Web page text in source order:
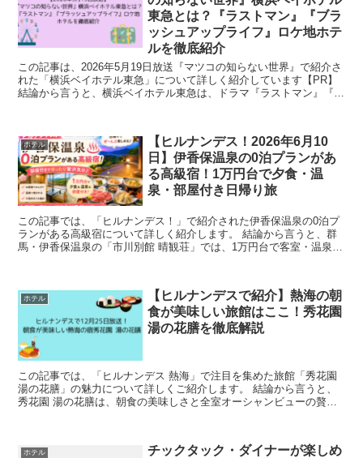
東急とは？『ラストマン』『ブラ
ッシュアップライフ』ロケ地ホテ
ルを徹底紹介
この記事は、2026年5月19日放送『マツコの知らない世界』で紹介さ
れた「横浜ベイホテル東急」について詳しく紹介しています【PR】
結論から言うと、横浜ベイホテル東急は、ドラマ『ラストマン』『ブ
ホテル
【ヒルナンデス！2026年6月10
日】伊香保温泉の0泊プランがあ
る高級宿！1万円台で夕食・温
泉・部屋付き日帰り旅
この記事では、「ヒルナンデス！」で紹介された伊香保温泉の0泊プ
ランがある高級宿について詳しく紹介します。 結論から言うと、群
馬・伊香保温泉の「市川別館 晴観荘」では、1万円台で客室・温泉・
ホテル
【ヒルナンデスで紹介】熱海の朝
食が美味しい旅館はここ！秀花園
湯の花膳を徹底解説
この記事では、「ヒルナンデス 熱海」で注目を集めた旅館「秀花園
湯の花膳」の魅力について詳しくご紹介します。 結論から言うと、
秀花園 湯の花膳は、朝食の美味しさと全室オーシャンビューの贅沢
ホテル
チックタック・ダイナーが楽しめ